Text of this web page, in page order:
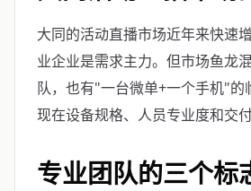
大同的活动直播市场近年来快速
业企业是需求主力。但市场鱼
队，也有"一台微单+一个手机"的
现在设备规格、人员专业度和交付
专业团队的三个标